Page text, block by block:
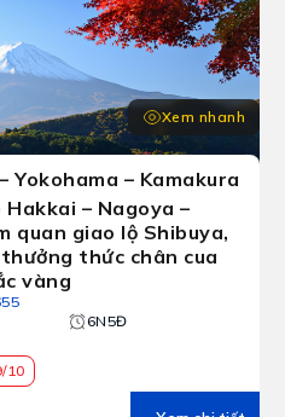
Xem nhanh
Yokohama – Kamakura
Hakkai – Nagoya –
quan giao lộ Shibuya,
thức chân cua
vàng
6N5Đ
10